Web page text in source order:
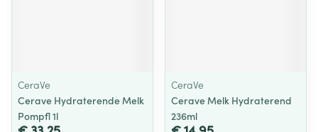
CeraVe
Cerave Hydraterende Melk
Pompfl 1l
CeraVe
Cerave Melk Hydraterend
236ml